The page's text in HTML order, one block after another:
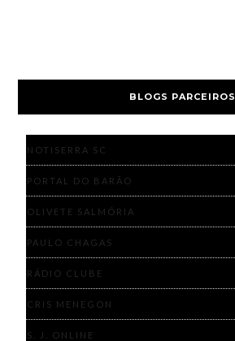
BLOGS PARCEIROS
NOTISERRA SC
PORTAL DO BARÃO
OLIVETE SALMÓRIA
PAULO CHAGAS
RÁDIO CLUBE
CRIS MENEGON
S. J. ONLINE